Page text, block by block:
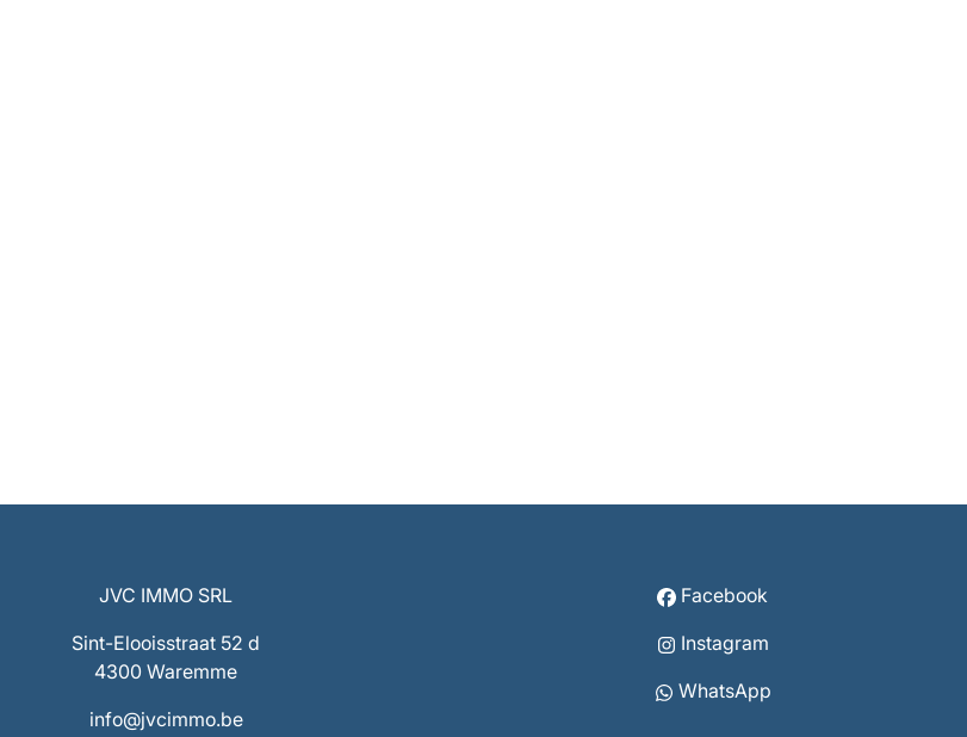
JVC IMMO SRL
Sint-Elooisstraat 52 d
4300 Waremme
info@jvcimmo.be
Facebook
Instagram
WhatsApp